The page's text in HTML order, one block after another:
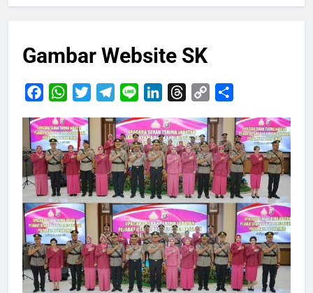
Gambar Website SK
FacebookWhatsApp
TwitterTelegram
Line LinkedInThreads
Copy